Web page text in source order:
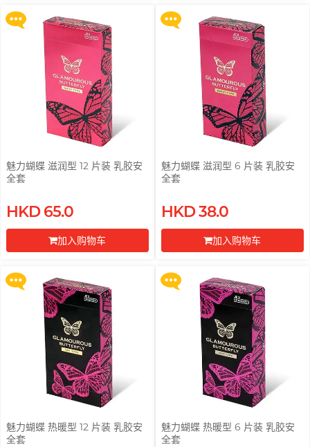
OK 冈本(香港)
Okamoto 冈本 (环球)
Trojan 战神
Olivia 奥莉维亚
MyONE
全部安全套
PLAY & JOY
TENGA 典雅
其它品牌
全部润滑液
ROMP
Smile Makers
Womanizer
Olivia 奥莉维亚
TENGA 典雅
其它品牌
全部情趣玩具
全部个人护理
Little Thing
Mentholatum 曼秀雷
敦
Monster Pub
MyONE
Okamoto 冈本 (环球)
OK 冈本(香港)
ONE
Pepee
PLAY & JOY
PONTUS 柏德士
Power Edge
Prime
RFSU 瑞心
ROMP
电台 DJ, 阿柠
香港 Rapper 及音乐人, MastaMic
反差萌瑜伽老师 Nadia
魅力蝴蝶 滋润型 12 片装 乳胶安
全套
HKD 65.0
加入购物车
魅力蝴蝶 滋润型 6 片装 乳胶安
全套
HKD 38.0
加入购物车
购 Gillette 吉列 Labs 极光系列剃
须刀连底座 (刀架 1 件 + 刀头 2 片)
更多优惠
魅力蝴蝶 热暖型 12 片装 乳胶安
全套
购 Gillette 吉列 Labs 极光系列剃
须刀连底座 (刀架 1 件 + 刀头 2 片)
更多优惠
魅力蝴蝶 热暖型 6 片装 乳胶安
全套